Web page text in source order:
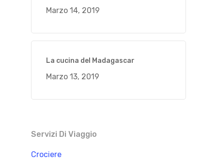
Marzo 14, 2019
La cucina del Madagascar
Marzo 13, 2019
Servizi Di Viaggio
Crociere